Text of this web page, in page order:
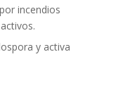
incendios
y activa